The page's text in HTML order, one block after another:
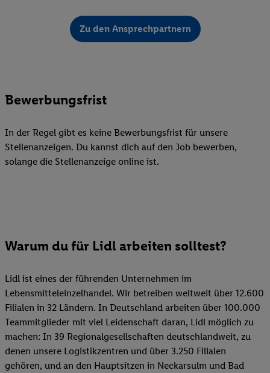
Zu den Ansprechpartnern
Bewerbungsfrist
In der Regel gibt es keine Bewerbungsfrist für unsere
Stellenanzeigen. Du kannst dich auf den Job bewerben,
solange die Stellenanzeige online ist.
Warum du für Lidl arbeiten solltest?
Lidl ist eines der führenden Unternehmen im
Lebensmitteleinzelhandel. Wir betreiben weltweit über 12.600
Filialen in 32 Ländern. In Deutschland arbeiten über 100.000
Teammitglieder mit viel Leidenschaft daran, Lidl möglich zu
machen: In 39 Regionalgesellschaften deutschlandweit, zu
denen unsere Logistikzentren und über 3.250 Filialen
gehören, und an den Hauptsitzen in Neckarsulm und Bad